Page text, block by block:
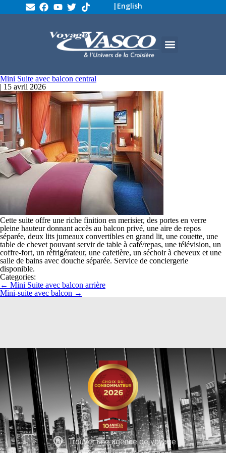
| English
Mini Suite avec balcon central
| 15 avril 2026
Cette suite offre une riche finition en merisier, des portes en verre
pleine hauteur donnant accès au balcon privé, une aire de repos
séparée, deux lits jumeaux convertibles en grand lit, une couette, une
table de chevet pouvant servir de table à café/repas, une télévision, un
coffre-fort, un réfrigérateur, une cafetière, un séchoir à cheveux et une
salle de bains avec douche séparée. Service de conciergerie
disponible.
Categories:
← Mini Suite avec balcon arrière
Mini-suite avec balcon →
Trouver une agence de voyage